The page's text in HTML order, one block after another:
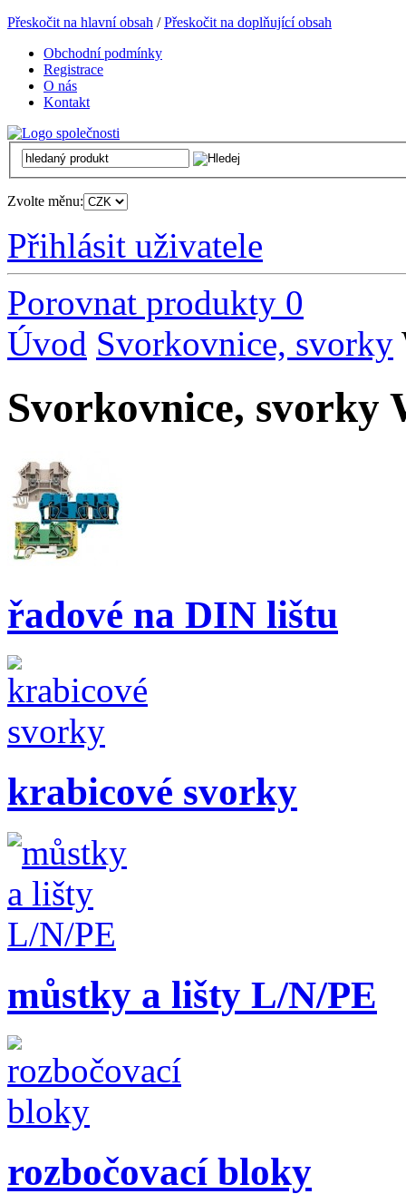
Přeskočit na hlavní obsah /Přeskočit na doplňující obsah
Obchodní podmínky
Registrace
O nás
Kontakt
Zvolte měnu:
Přihlásit uživatele
Porovnat produkty 0
Úvod Svorkovnice, svorky
Svorkovnice, svorky
řadové na DIN lištu
krabicové svorky
můstky a lišty L/N/PE
rozbočovací bloky